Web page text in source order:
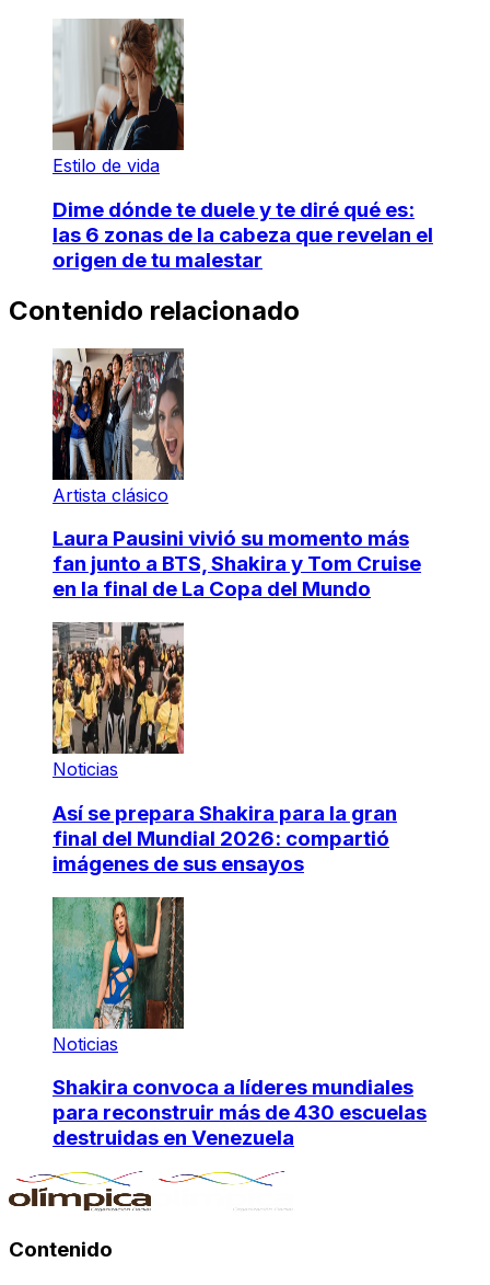
Estilo de vida
Dime dónde te duele y te diré qué es:
las 6 zonas de la cabeza que revelan el
origen de tu malestar
Contenido relacionado
Artista clásico
Laura Pausini vivió su momento más
fan junto a BTS, Shakira y Tom Cruise
en la final de La Copa del Mundo
Noticias
Así se prepara Shakira para la gran
final del Mundial 2026: compartió
imágenes de sus ensayos
Noticias
Shakira convoca a líderes mundiales
para reconstruir más de 430 escuelas
destruidas en Venezuela
Contenido